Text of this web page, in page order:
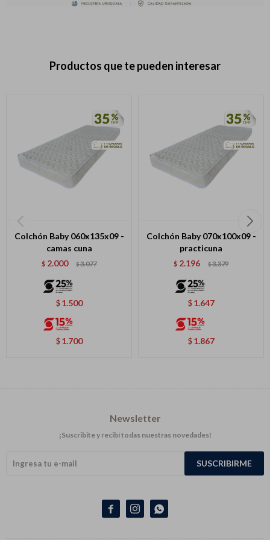
Productos que te pueden interesar
Colchón Baby 060x135x09 -
camas cuna
$ 2.000 $3.077
$ 1.500
$ 1.700
Colchón Baby 070x100x09 -
practicuna
$ 2.196 $3.379
$ 1.647
$ 1.867
  
Newsletter
¡Suscribite y recibí todas nuestras novedades!
SUSCRIBIRME